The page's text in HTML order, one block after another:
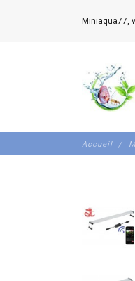
Miniaqua77,
Accueil